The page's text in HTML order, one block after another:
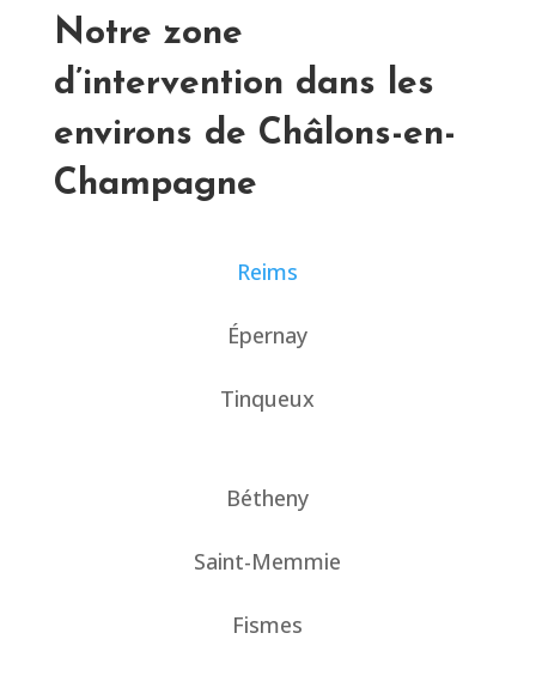
Notre zone
d’intervention dans les
environs de Châlons-en-
Champagne
Reims
Épernay
Tinqueux
Bétheny
Saint-Memmie
Fismes